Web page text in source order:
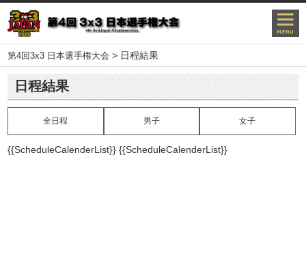
第4回3x3 日本選手権大会 > 日程結果
日程結果
全日程 男子 女子
{{ScheduleCalenderList}}{{ScheduleCalenderList}}